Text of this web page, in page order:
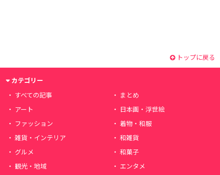
トップに戻る
カテゴリー
すべての記事
まとめ
アート
日本画・浮世絵
ファッション
着物・和服
雑貨・インテリア
和雑貨
グルメ
和菓子
観光・地域
エンタメ